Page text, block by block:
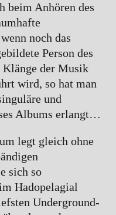
Support und
angrenzende
beim Anhören des
noch das
Person des
der Musik
wird, so hat man
und
Albums erlangt…
legt gleich ohne
sich so
Hadopelagial
Underground-